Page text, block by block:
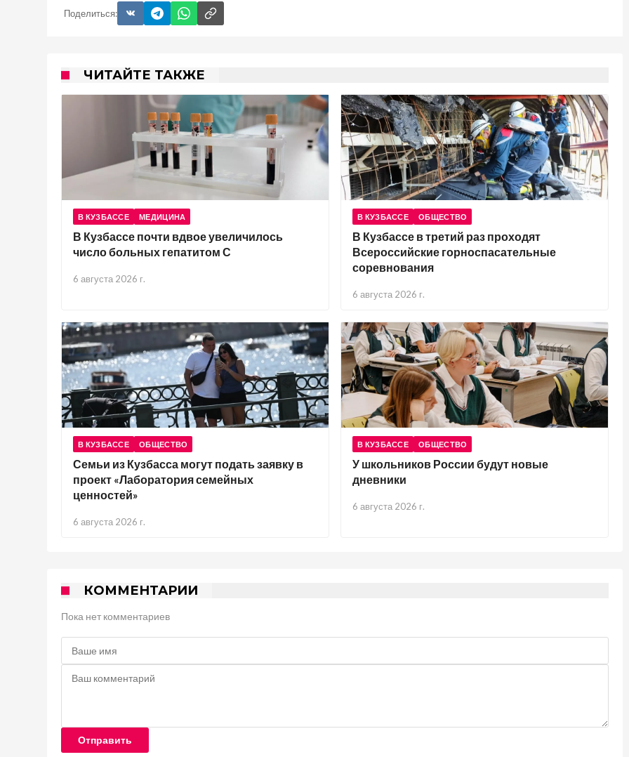
Поделиться:
ЧИТАЙТЕ ТАКЖЕ
В КУЗБАССЕ МЕДИЦИНА
В Кузбассе почти вдвое увеличилось
число больных гепатитом С
6 августа 2026 г.
В КУЗБАССЕ ОБЩЕСТВО
В Кузбассе в третий раз проходят
Всероссийские горноспасательные
соревнования
6 августа 2026 г.
В КУЗБАССЕ ОБЩЕСТВО
Семьи из Кузбасса могут подать заявку в
проект «Лаборатория семейных
ценностей»
6 августа 2026 г.
В КУЗБАССЕ ОБЩЕСТВО
У школьников России будут новые
дневники
6 августа 2026 г.
КОММЕНТАРИИ
Пока нет комментариев
Отправить